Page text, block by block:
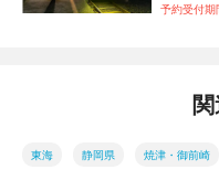
予約受付期
東海 静岡県 焼津・御前崎